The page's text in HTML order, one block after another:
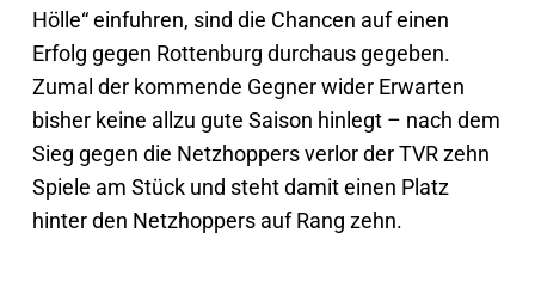
Hölle“ einfuhren, sind die Chancen auf einen
Erfolg gegen Rottenburg durchaus gegeben.
Zumal der kommende Gegner wider Erwarten
bisher keine allzu gute Saison hinlegt – nach dem
Sieg gegen die Netzhoppers verlor der TVR zehn
Spiele am Stück und steht damit einen Platz
hinter den Netzhoppers auf Rang zehn.